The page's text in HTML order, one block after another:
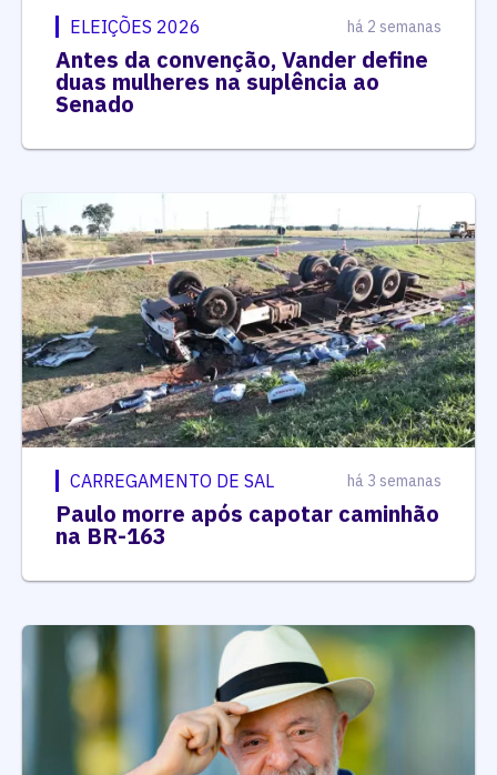
ELEIÇÕES 2026 há 2 semanas
Antes da convenção, Vander define
duas mulheres na suplência ao
Senado
CARREGAMENTO DE SAL há 3 semanas
Paulo morre após capotar caminhão
na BR-163